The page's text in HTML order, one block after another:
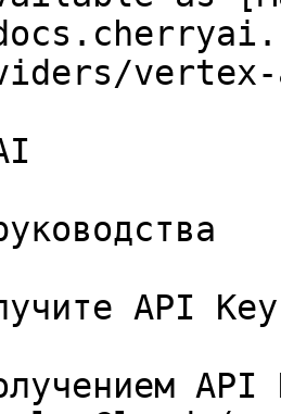
API Key